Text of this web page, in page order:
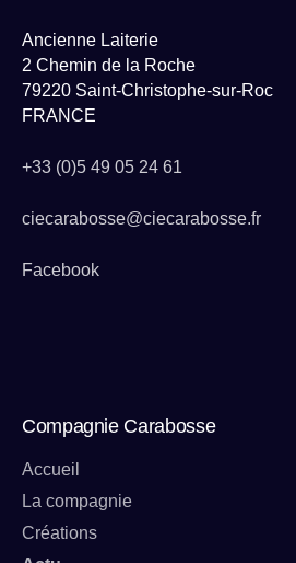
Ancienne Laiterie
2 Chemin de la Roche
79220 Saint-Christophe-sur-Roc
FRANCE
+33 (0)5 49 05 24 61
ciecarabosse@ciecarabosse.fr
Facebook
Compagnie Carabosse
Accueil
La compagnie
Créations